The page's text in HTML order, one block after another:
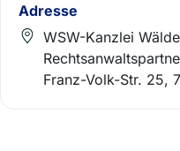
Adresse
WSW-Kanzlei
Franz-Volk-Str. 25,